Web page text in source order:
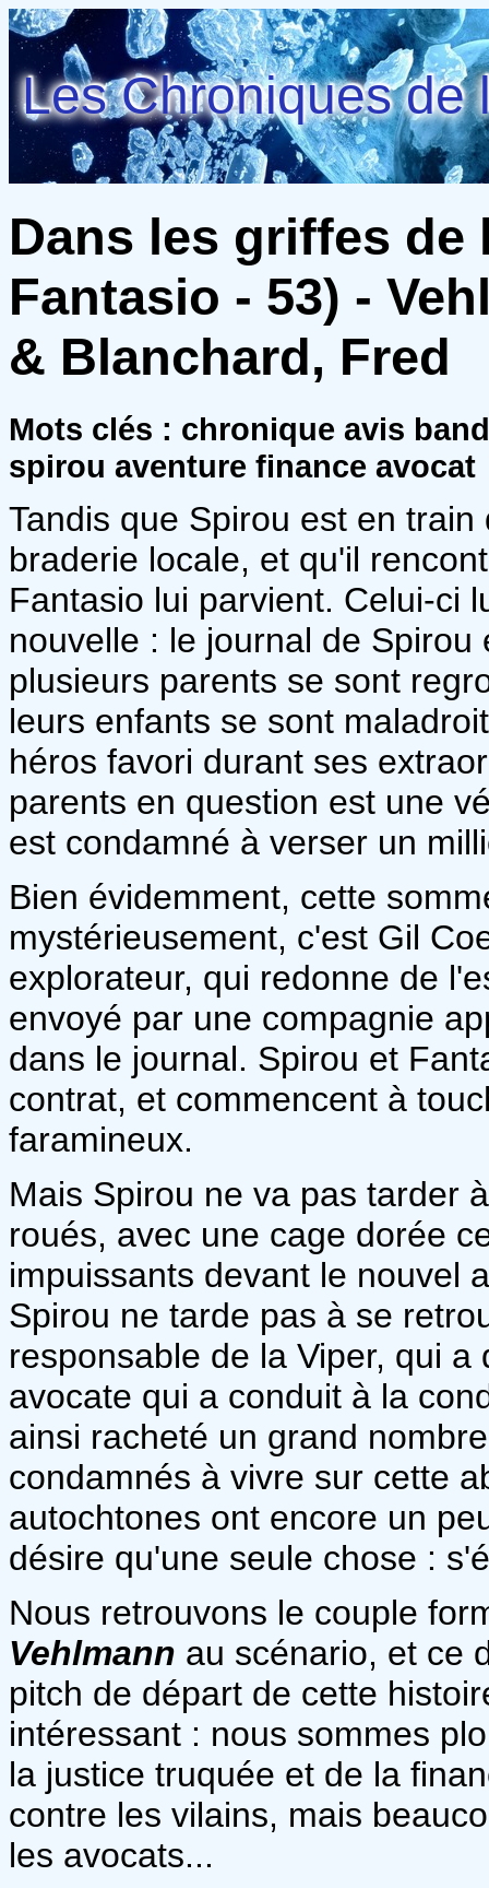
Les Chroniques de
Dans les griffes de
Fantasio - 53) -
& Blanchard, Fred
Mots clés : chronique avis
spirou aventure finance avocat
Tandis que Spirou est en
braderie locale, et qu'il
Fantasio lui parvient. Celui-ci
nouvelle : le journal de
plusieurs parents se sont
leurs enfants se sont
héros favori durant ses
parents en question est une
est condamné à verser un
Bien évidemment, cette
mystérieusement, c'est Gil
explorateur, qui redonne de
envoyé par une compagnie
dans le journal. Spirou et
contrat, et commencent à
faramineux.
Mais Spirou ne va pas tarder
roués, avec une cage dorée
impuissants devant le nouvel
Spirou ne tarde pas à se
responsable de la Viper, qui
avocate qui a conduit à la
ainsi racheté un grand
condamnés à vivre sur cette
autochtones ont encore un
désire qu'une seule chose :
Nous retrouvons le couple
Vehlmann au scénario, et ce
pitch de départ de cette
intéressant : nous sommes
la justice truquée et de la
contre les vilains, mais
les avocats...